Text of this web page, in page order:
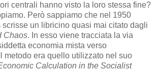
centrali hanno visto la loro stessa fine?
Però sappiamo che nel 1950
scrisse un libricino quasi mai citato dagli
Chaos. In esso viene tracciata la via
economia mista verso
metodo era quello utilizzato nel suo
Calculation in the Socialist